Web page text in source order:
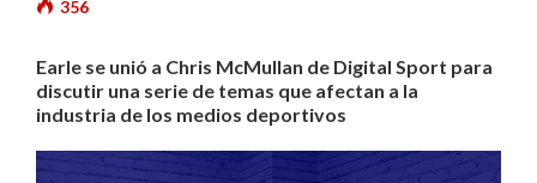
356
Earle se unió a Chris McMullan de Digital Sport para
discutir una serie de temas que afectan a la
industria de los medios deportivos